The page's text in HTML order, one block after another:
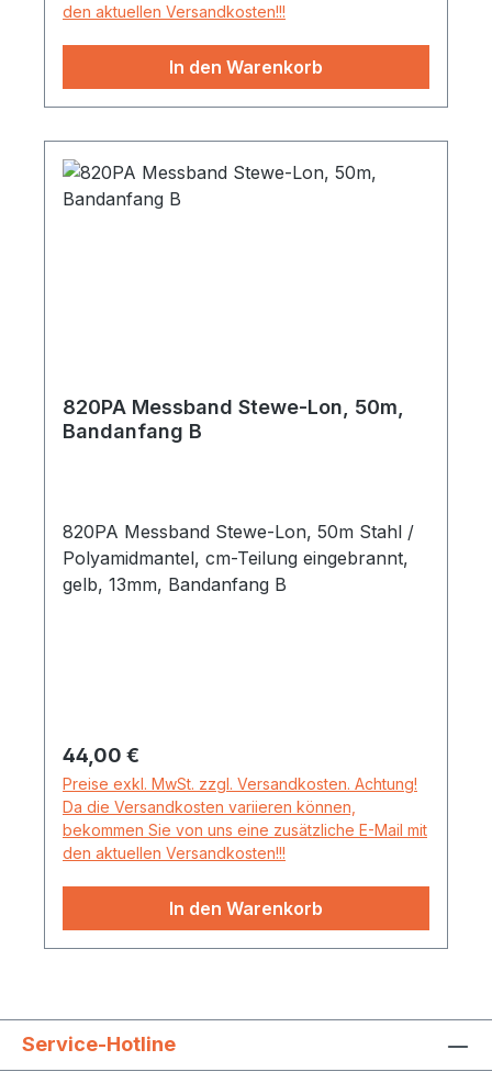
den aktuellen Versandkosten!!!
In den Warenkorb
820PA Messband Stewe-Lon, 50m,
Bandanfang B
820PA Messband Stewe-Lon, 50m Stahl /
Polyamidmantel, cm-Teilung eingebrannt,
gelb, 13mm, Bandanfang B
Regulärer Preis:
44,00 €
Preise exkl. MwSt. zzgl. Versandkosten. Achtung!
Da die Versandkosten variieren können,
bekommen Sie von uns eine zusätzliche E-Mail mit
den aktuellen Versandkosten!!!
In den Warenkorb
Service-Hotline